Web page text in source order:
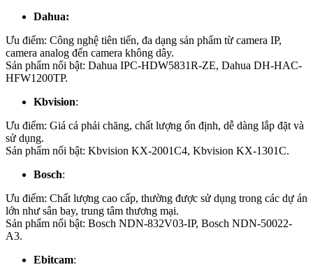
Dahua:
Ưu điểm: Công nghệ tiên tiến, đa dạng sản phẩm từ camera IP,
camera analog đến camera không dây.
Sản phẩm nổi bật: Dahua IPC-HDW5831R-ZE, Dahua DH-HAC-
HFW1200TP.
Kbvision:
Ưu điểm: Giá cả phải chăng, chất lượng ổn định, dễ dàng lắp đặt và
sử dụng.
Sản phẩm nổi bật: Kbvision KX-2001C4, Kbvision KX-1301C.
Bosch:
Ưu điểm: Chất lượng cao cấp, thường được sử dụng trong các dự án
lớn như sân bay, trung tâm thương mại.
Sản phẩm nổi bật: Bosch NDN-832V03-IP, Bosch NDN-50022-
A3.
Ebitcam: